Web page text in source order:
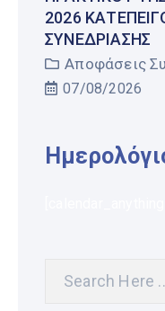
2026
ΣΥΝΕΔΡΊΑΣΗΣ
Αποφάσεις
07/08/2026